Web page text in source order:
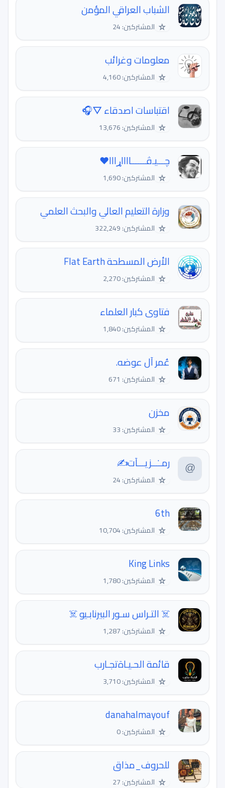
الشباب العراقي المؤمن
☆ المشتركين: 24
معلومات وغرائب
☆ المشتركين: 4,160
اقتباسات اصدقاء ▽🎧
☆ المشتركين: 13,676
ﭼـــﯿـﭬــــــااااړااا❤️
☆ المشتركين: 1,690
وزارة التعليم العالي والبحث العلمي
☆ المشتركين: 322,249
الأرض المسطحة Flat Earth
☆ المشتركين: 2,270
فتاوى كبار العلماء
☆ المشتركين: 1,840
عُمر آل عوضه.
☆ المشتركين: 671
مخزن
☆ المشتركين: 33
رمــٰــزيـــآت✍️️
☆ المشتركين: 24
6th
☆ المشتركين: 10,704
King Links
☆ المشتركين: 1,780
☠️ التـراس سـور البيرنابـيو ☠️
☆ المشتركين: 1,287
قائمة الحـيـاةتجـارب
☆ المشتركين: 3,710
danahalmayouf
☆ المشتركين: 0
للحروف_مذاق
☆ المشتركين: 27